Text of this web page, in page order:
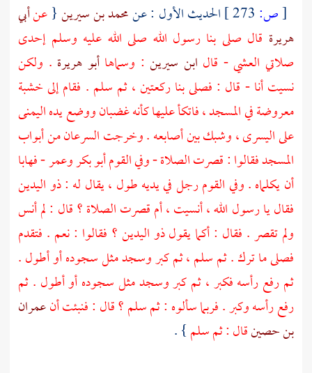
[ص: الحديث الأول : عنمحمد بن سيرين{عنأبي
هريرة قال صلى بنا رسول الله صلى الله عليه وسلم إحدى
صلاتي العشي - قال ابن سيرين : وسماهاأبو هريرة . ولكن
نسيت أنا - قال : فصلى بنا ركعتين ، ثم سلم . فقام إلى خشبة
معروضة في المسجد ، فاتكأ عليها كأنه غضبان ووضع يده اليمنى
على اليسرى ، وشبك بين أصابعه . وخرجت السرعان من أبواب
المسجد فقالوا : قصرت الصلاة - وفي القومأبو بكروعمر- فهابا
أن يكلماه . وفي القوم رجل في يديه طول ، يقال له : ذو اليدين
فقال يا رسول الله ، أنسيت ، أم قصرت الصلاة ؟ قال : لم أنس
ولم تقصر . فقال : أكما يقول ذو اليدين ؟ فقالوا : نعم . فتقدم
فصلى ما ترك . ثم سلم ، ثم كبر وسجد مثل سجوده أو أطول .
ثم رفع رأسه فكبر ، ثم كبر وسجد مثل سجوده أو أطول . ثم
رفع رأسه وكبر . فربما سألوه : ثم سلم ؟ قال : فنبئت أنعمران
بن حصينقال : ثم سلم} .